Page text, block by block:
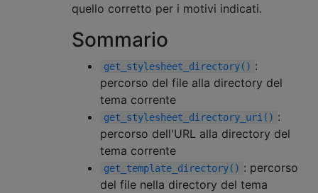
quello corretto per i motivi indicati.
Sommario
get_stylesheet_directory() :
percorso del file alla directory del
tema corrente
get_stylesheet_directory_uri() :
percorso dell'URL alla directory del
tema corrente
get_template_directory() : percorso
del file nella directory del tema